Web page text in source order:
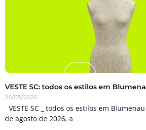
VESTE SC: todos os estilos em
26/05/2026
VESTE SC _ todos os estilos em
de agosto de 2026, a